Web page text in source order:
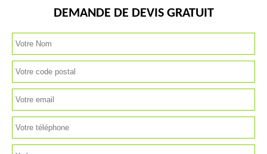
DEMANDE DE DEVIS GRATUIT